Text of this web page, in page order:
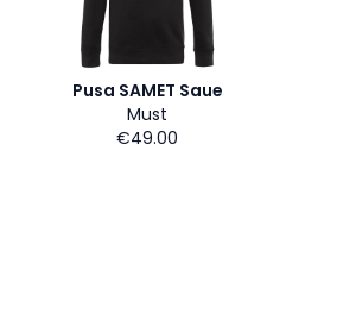
Pusa SAMET Saue
Must
€49.00